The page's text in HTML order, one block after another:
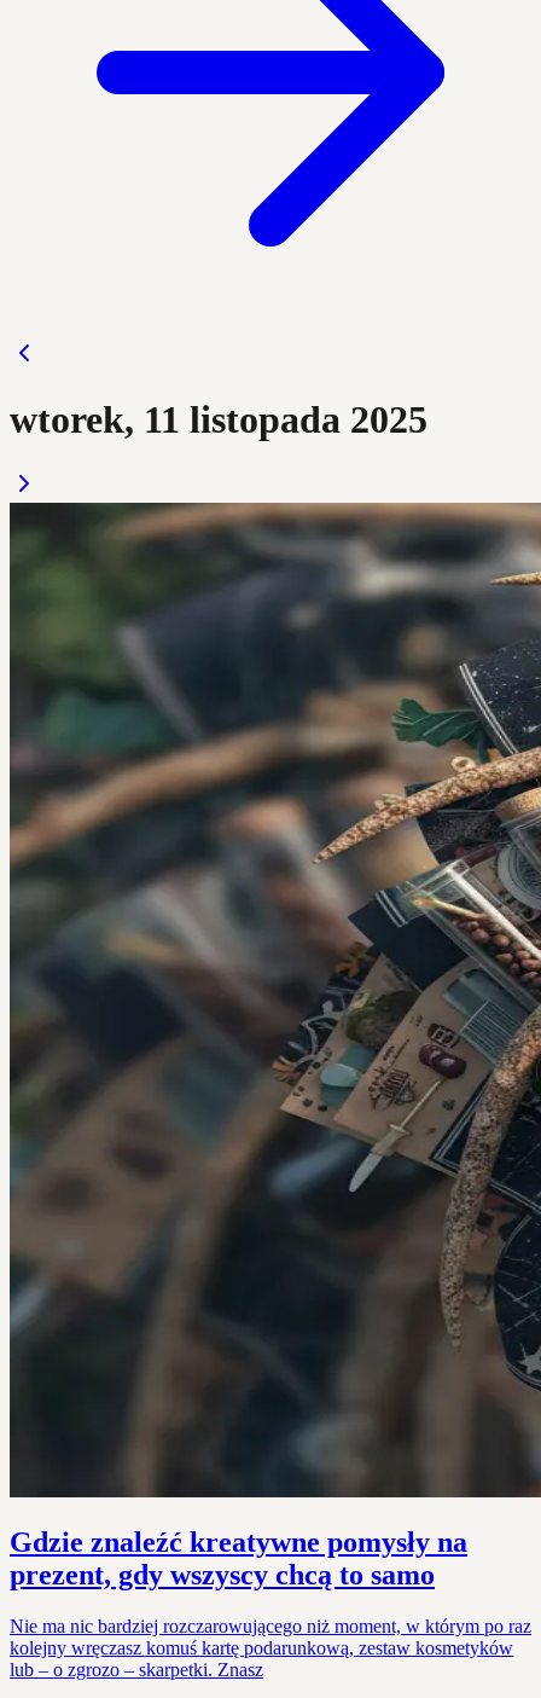
wtorek, 11 listopada 2025
Gdzie znaleźć kreatywne pomysły na
prezent, gdy wszyscy chcą to samo
Nie ma nic bardziej rozczarowującego niż moment, w którym po raz
kolejny wręczasz komuś kartę podarunkową, zestaw kosmetyków
lub – o zgrozo – skarpetki. Znasz